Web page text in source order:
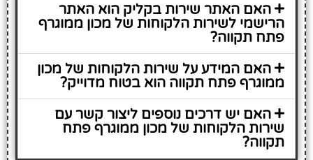
האם האתר שירות בקליק הוא האתר
הרישמי לשירות הלקוחות של מכון ממוגרף
פתח תקווה?
האם המידע על שירות הלקוחות של מכון
ממוגרף פתח תקווה הוא בטוח מדוייק?
האם יש דרכים נוספים ליצור קשר עם
שירות הלקוחות של מכון ממוגרף פתח
תקווה?